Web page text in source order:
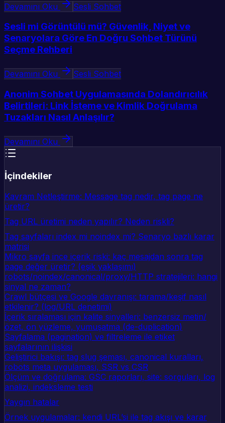
Devamını Oku Sesli Sohbet
Sesli mi Görüntülü mü? Güvenlik, Niyet ve
Senaryolara Göre En Doğru Sohbet Türünü
Seçme Rehberi
Devamını Oku Sesli Sohbet
Anonim Sohbet Uygulamasında Dolandırıcılık
Belirtileri: Link İsteme ve Kimlik Doğrulama
Tuzakları Nasıl Anlaşılır?
Devamını Oku
İçindekiler
Kavram Netleştirme: Message tag nedir, tag page ne
üretir?
Tag URL üretimi neden yapılır? Neden riskli?
Tag sayfaları index mi noindex mi? Senaryo bazlı karar
matrisi
Mikro sayfa ince içerik riski: kaç mesajdan sonra tag
page değer üretir? (eşik yaklaşımı)
robots/noindex/canonical/proxy/HTTP stratejileri: hangi
sinyal ne zaman?
Crawl bütçesi ve Google davranışı: tarama/keşif nasıl
etkilenir? (log/URL denetimi)
İçerik sıralaması için kalite sinyalleri: benzersiz metin/
özet, ön yüzleme, yumuşatma (de-duplication)
Sayfalama (pagination) ve filtreleme ile etiket
sayfalarının ilişkisi
Geliştirici bakışı: tag slug şeması, canonical kuralları,
robots meta uygulaması, SSR vs CSR
Ölçüm ve doğrulama: GSC raporları, site: sorguları, log
analizi, indeksleme testi
Yaygın hatalar
Örnek uygulamalar: kendi URL’si ile tag akışı ve karar